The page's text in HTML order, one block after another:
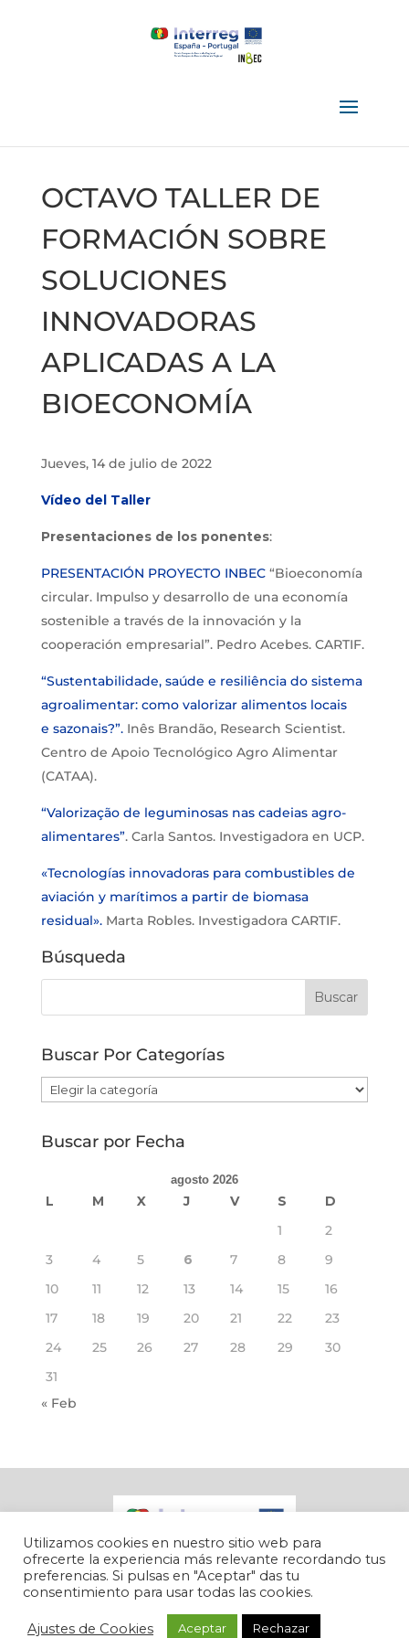
OCTAVO TALLER DE
FORMACIÓN SOBRE
SOLUCIONES
INNOVADORAS
APLICADAS A LA
BIOECONOMÍA
Jueves, 14 de julio de 2022
Vídeo del Taller
Presentaciones de los ponentes:
PRESENTACIÓN PROYECTO INBEC “Bioeconomía
circular. Impulso y desarrollo de una economía
sostenible a través de la innovación y la
cooperación empresarial”. Pedro Acebes. CARTIF.
“Sustentabilidade, saúde e resiliência do sistema
agroalimentar: como valorizar alimentos locais
e sazonais?”.Inês Brandão, Research Scientist.
Centro de Apoio Tecnológico Agro Alimentar
(CATAA).
“Valorização de leguminosas nas cadeias agro-
alimentares”. Carla Santos. Investigadora en UCP.
«Tecnologías innovadoras para combustibles de
aviación y marítimos a partir de biomasa
residual». Marta Robles. Investigadora CARTIF.
Búsqueda
Buscar Por Categorías
Buscar
Categorías
Buscar por Fecha
agosto 2026
L M X J V S
D
1
2
3
4 5 6 7 8
9
10
11 12 13 14 15
16
17
18 19 20 21 22
23
24
25 26 27 28 29
30
31
« Feb
|Lucha contra el fraude| Diseñado por
Utilizamos cookies en nuestro sitio web para
ofrecerte la experiencia más relevante recordando tus
preferencias. Si pulsas en "Aceptar" das tu
consentimiento para usar todas las cookies.
Ajustes de Cookies Aceptar Rechazar